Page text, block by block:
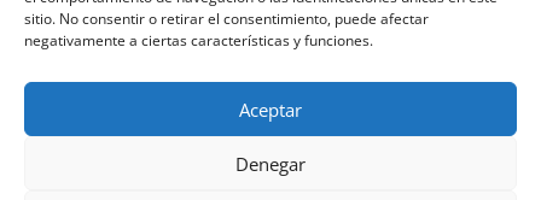
sitio. No consentir o retirar el consentimiento, puede afectar
negativamente a ciertas características y funciones.
Aceptar
Denegar
Formulario de responsabilidad de APPCC
Plantilla formación bonificada
Formulario uso de imagen
Centros colaboradores